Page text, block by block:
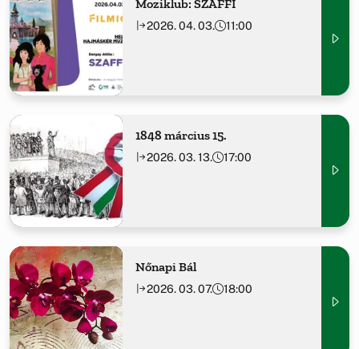
Moziklub: SZAFFI
2026. 04. 03. 11:00
1848 március 15.
2026. 03. 13. 17:00
Nőnapi Bál
2026. 03. 07. 18:00